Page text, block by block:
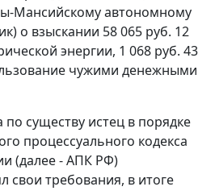
Мансийскому автономному
о взыскании 58 065 руб. 12
энергии, 1 068 руб. 43
чужими денежными
существу истец в порядке
процессуального кодекса
(далее - АПК РФ)
свои требования, в итоге